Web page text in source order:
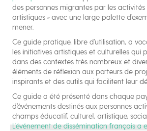
des personnes migrantes par les activités
artistiques » avec une large palette
mener.
Ce guide pratique, libre d’utilisation, a
les initiatives artistiques et culturelles qui
dans des contextes très nombreux et
éléments de réflexion aux porteurs de
inspirants et des outils qui facilitent leur
Ce guide a été présenté dans chaque
d’événements destinés aux personnes
champs éducatif, culturel, artistique,
L’événement de dissémination français a